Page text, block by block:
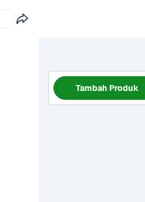
Tambah Produk